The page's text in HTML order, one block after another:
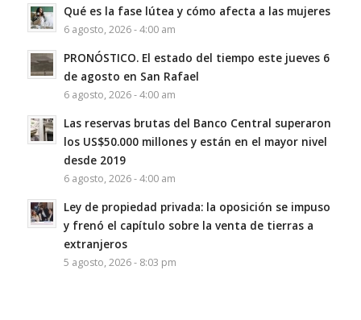
Qué es la fase lútea y cómo afecta a las mujeres
6 agosto, 2026 - 4:00 am
PRONÓSTICO. El estado del tiempo este jueves 6
de agosto en San Rafael
6 agosto, 2026 - 4:00 am
Las reservas brutas del Banco Central superaron
los US$50.000 millones y están en el mayor nivel
desde 2019
6 agosto, 2026 - 4:00 am
Ley de propiedad privada: la oposición se impuso
y frenó el capítulo sobre la venta de tierras a
extranjeros
5 agosto, 2026 - 8:03 pm